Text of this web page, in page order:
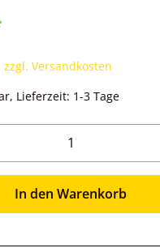
Versandkosten
Lieferzeit: 1-3 Tage
Gib den
In den Warenkorb